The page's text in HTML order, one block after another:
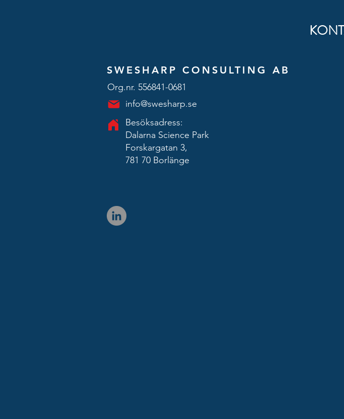
SWESHARP CONSULTING AB
Org.nr. 556841-0681
info@swesharp.se
Besöksadress:
Dalarna Science Park
Forskargatan 3,
781 70 Borlänge